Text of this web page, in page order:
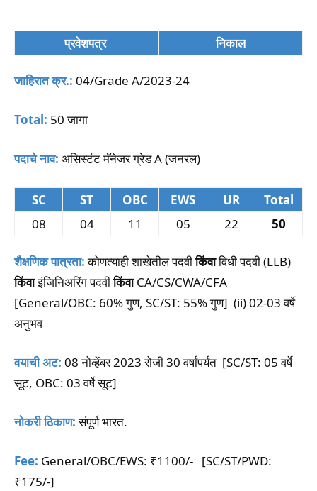
प्रवेशपत्र निकाल
जाहिरात क्र.: 04/Grade A/2023-24
Total: 50 जागा
पदाचे नाव: असिस्टंट मॅनेजर ग्रेड A (जनरल)
SC ST OBC EWS UR
Total
08
04 11 05 22 50
शैक्षणिक पात्रता:कोणत्याही शाखेतील पदवीकिंवाविधी पदवी (LLB)
किंवाइंजिनिअरिंग पदवीकिंवाCA/CS/CWA/CFA
[General/OBC: 60% गुण, SC/ST: 55% गुण] (ii) 02-03 वर्षे
अनुभव
वयाची अट: 08 नोव्हेंबर 2023 रोजी 30 वर्षांपर्यंत [SC/ST: 05 वर्षे
सूट, OBC: 03 वर्षे सूट]
नोकरी ठिकाण: संपूर्ण भारत.
Fee: General/OBC/EWS: ₹1100/- [SC/ST/PWD:
₹175/-]